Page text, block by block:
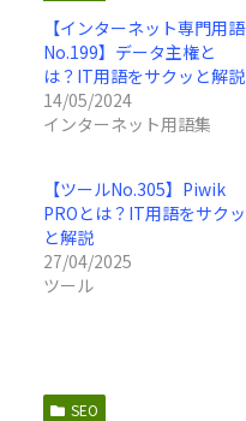
【インターネット専門用語
No.199】データ主権と
は？IT用語をサクッと解説
14/05/2024
インターネット用語集
【ツールNo.305】Piwik
PROとは？IT用語をサクッ
と解説
27/04/2025
ツール
SEO